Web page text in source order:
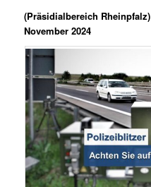
(Präsidialbereich Rheinpfalz)
November 2024